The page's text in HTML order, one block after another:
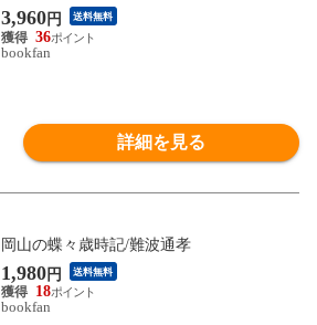
3,960円 送料無料
36
bookfan
詳細を見る
岡山の蝶々歳時記/難波通孝
1,980円 送料無料
18
bookfan